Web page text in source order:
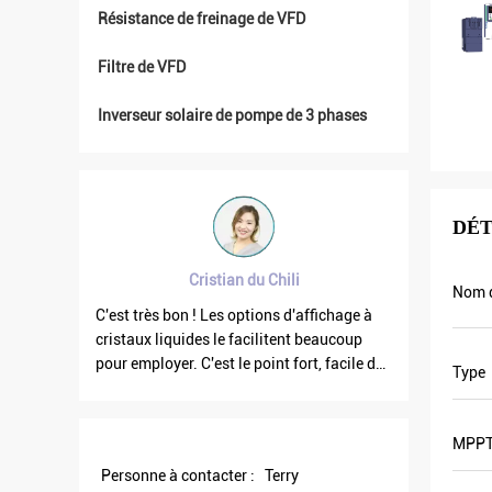
Résistance de freinage de VFD
Filtre de VFD
Inverseur solaire de pompe de 3 phases
d'affichage à
beaucoup
le point fort, facile de
Brahim assad de Syrie
La fréquence de la sortie VFD500 est stable
quand les autres flottent. Également le
courant de sortie est inférieur d'autres,
celui sont pourquoi la fréquence de sortie
Personne à contacter : Terry
Nom
Type